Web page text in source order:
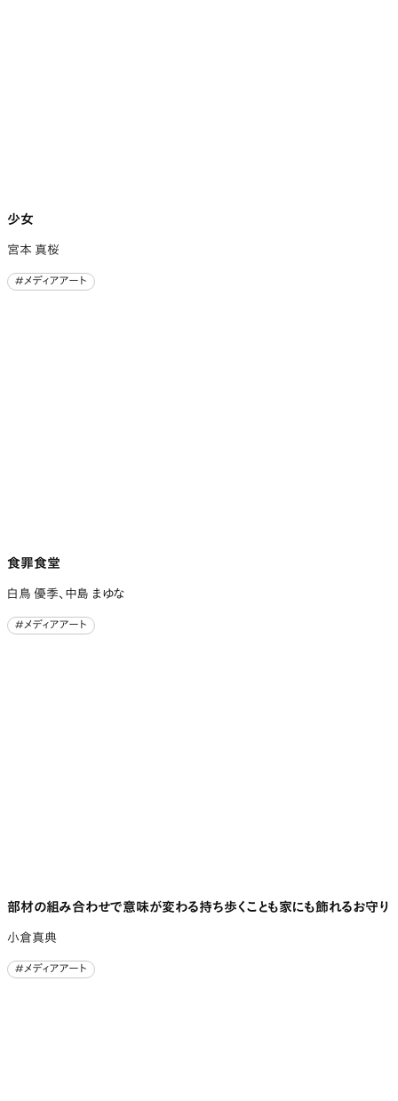
少女
宮本 真桜
#メディアアート
食罪食堂
白鳥 優季、中島 まゆな
#メディアアート
部材の組み合わせで意味が変わる持ち歩くことも家にも飾れるお守り
小倉真典
#メディアアート